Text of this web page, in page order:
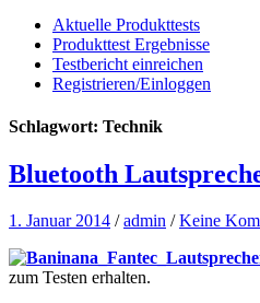
Aktuelle Produkttests
Produkttest Ergebnisse
Testbericht einreichen
Registrieren/Einloggen
Schlagwort: Technik
Bluetooth
1. Januar 2014 /admin /Keine
zum Testen erhalten.